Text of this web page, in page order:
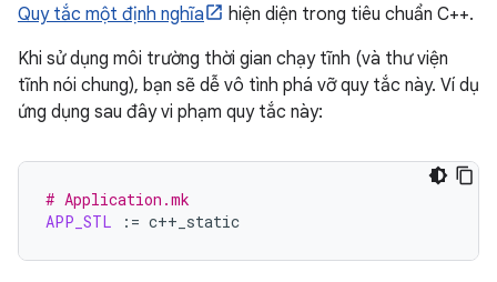
Quy tắc một định nghĩa
hiện diện trong tiêu chuẩn C++.
Khi sử dụng môi trường thời gian chạy tĩnh (và thư viện
tĩnh nói chung), bạn sẽ dễ vô tình phá vỡ quy tắc này. Ví dụ
ứng dụng sau đây vi phạm quy tắc này:
# Application.mk
APP_STL
:=